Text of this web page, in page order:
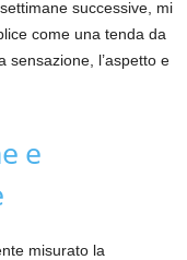
successive, mi
come una tenda da
sensazione, l’aspetto e
e
misurato la